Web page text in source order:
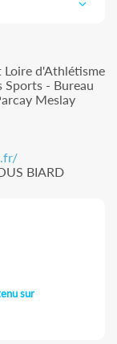
d'Athlétisme
Sports - Bureau
Meslay
BIARD
sur